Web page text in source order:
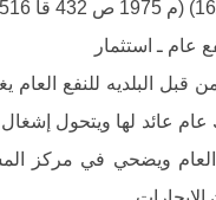
عام ـ استثمار
قبل البلديه للنفع العام
عائد لها ويتحول إشغال
ويضحي في مركز